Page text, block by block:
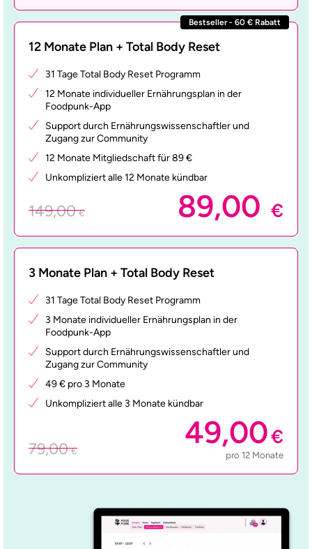
12 Monate Plan + Total Body Reset
31 Tage Total Body Reset Programm
12 Monate individueller Ernährungsplan in der
Foodpunk-App
Support durch Ernährungswissenschaftler und
Zugang zur Community
12 Monate Mitgliedschaft für 89 €
Unkompliziert alle 12 Monate kündbar
149,00 € 89,00 €
Bestseller - 60 € Rabatt
3 Monate Plan + Total Body Reset
31 Tage Total Body Reset Programm
3 Monate individueller Ernährungsplan in der
Foodpunk-App
Support durch Ernährungswissenschaftler und
Zugang zur Community
49 € pro 3 Monate
Unkompliziert alle 3 Monate kündbar
79,00 € 49,00€
pro 12 Monate